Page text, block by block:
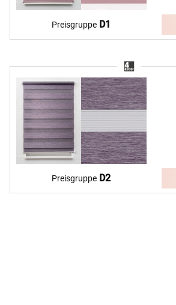
Preisgruppe D1
Preisgruppe D2